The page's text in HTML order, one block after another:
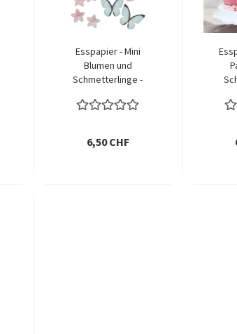
Esspapier - Mini
Blumen und
Schmetterlinge -
6,50 CHF